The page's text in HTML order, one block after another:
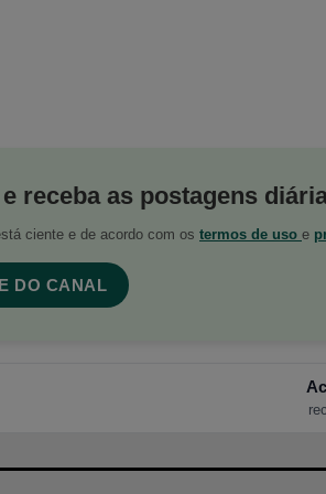
receba as postagens
ciente e de acordo com os termos de uso e
DO CANAL